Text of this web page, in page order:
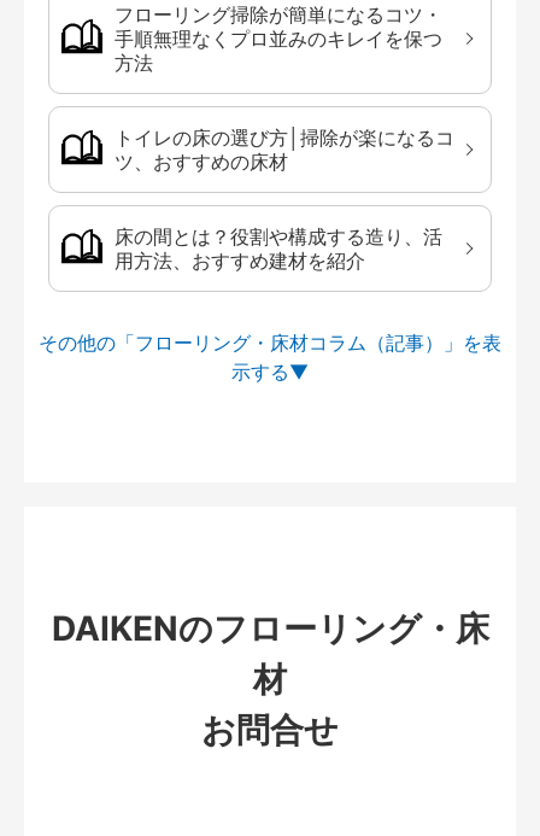
フローリング掃除が簡単になるコツ・
手順無理なくプロ並みのキレイを保つ
方法
トイレの床の選び方│掃除が楽になるコ
ツ、おすすめの床材
床の間とは？役割や構成する造り、活
用方法、おすすめ建材を紹介
その他の「フローリング・床材コラム（記事）」を
DAIKENのフローリング・床
材
お問合せ